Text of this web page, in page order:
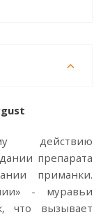
действию
препарата
приманки.
- муравьи
что вызывает